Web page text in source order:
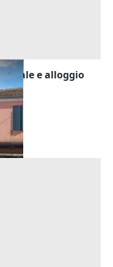
e alloggio